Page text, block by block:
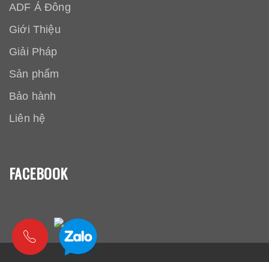
ADF Á Đông
Giới Thiệu
Giải Pháp
Sản phẩm
Bảo hành
Liên hệ
FACEBOOK